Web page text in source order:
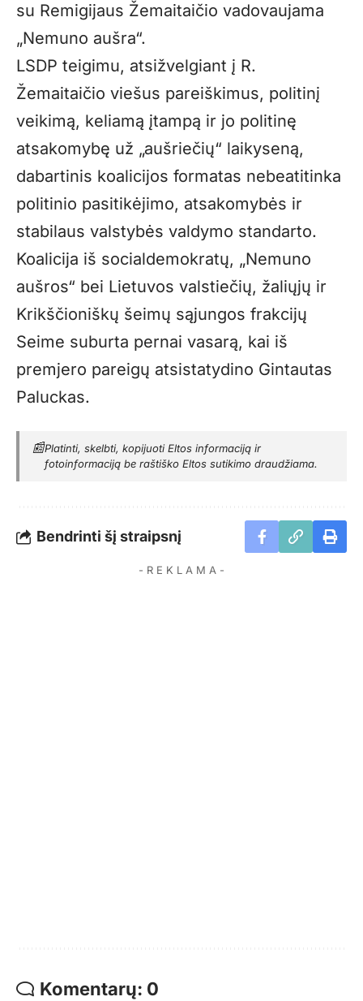
su Remigijaus Žemaitaičio vadovaujama
„Nemuno aušra“.
LSDP teigimu, atsižvelgiant į R.
Žemaitaičio viešus pareiškimus, politinį
veikimą, keliamą įtampą ir jo politinę
atsakomybę už „aušriečių“ laikyseną,
dabartinis koalicijos formatas nebeatitinka
politinio pasitikėjimo, atsakomybės ir
stabilaus valstybės valdymo standarto.
Koalicija iš socialdemokratų, „Nemuno
aušros“ bei Lietuvos valstiečių, žaliųjų ir
Krikščioniškų šeimų sąjungos frakcijų
Seime suburta pernai vasarą, kai iš
premjero pareigų atsistatydino Gintautas
Paluckas.
📰Platinti, skelbti, kopijuoti Eltos informaciją ir
fotoinformaciją be raštiško Eltos sutikimo draudžiama.
Bendrinti šį straipsnį
- R E K L A M A -
Komentarų: 0